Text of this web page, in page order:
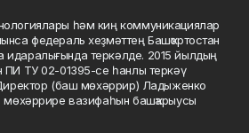
һәм киң коммуникациялар
федераль хеҙмәттең Башҡортостан
идаралығында теркәлде. 2015 йылдың
ПИ ТУ 02-01395-се һанлы теркәү
Директор (баш мөхәррир) Ладыженко
вазифаһын башҡарыусы